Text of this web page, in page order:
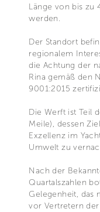
Länge von bis zu
werden.
Der Standort
regionalem
die Achtung der
Rina gemäß den
9001:2015
Die Werft ist Teil
Meile), dessen
Exzellenz im
Umwelt zu
Nach der
Quartalszahlen
Gelegenheit, das
vor Vertretern